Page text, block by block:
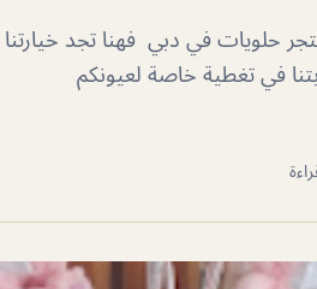
حلويات في دبي فهنا تجد
في تغطية خاصة لعيونكم